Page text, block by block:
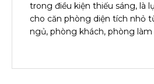
trong điều kiện thiếu sáng, là
cho căn phòng diện tích nhỏ
ngủ, phòng khách, phòng làm